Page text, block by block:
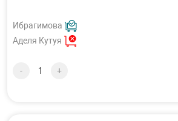
Ибрагимова
Аделя Кутуя
- +